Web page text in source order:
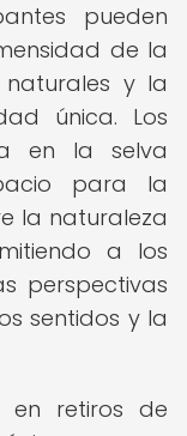
pueden
de la
y la
única. Los
en la selva
para la
la naturaleza
a los
perspectivas
sentidos y la
en retiros de